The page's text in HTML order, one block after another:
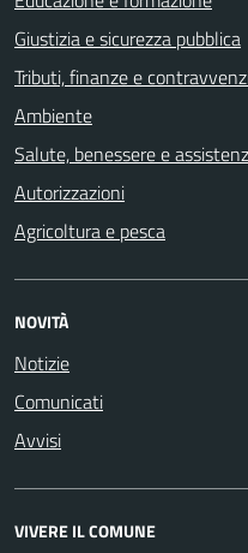
Giustizia e sicurezza pubblica
Tributi, finanze e
Ambiente
Salute, benessere e
Autorizzazioni
Agricoltura e pesca
NOVITÀ
Notizie
Comunicati
Avvisi
VIVERE IL COMUNE